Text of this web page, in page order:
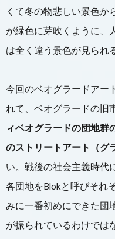
くて冬の物悲しい景色か
が緑色に芽吹くように、
は全く違う景色が見られ
今回のベオグラードアー
れて、ベオグラードの旧
ィベオグラードの団地群
のストリートアート（グ
い。戦後の社会主義時代
各団地をBlokと呼びそれ
みに一番初めにできた団
が振られているわけでは